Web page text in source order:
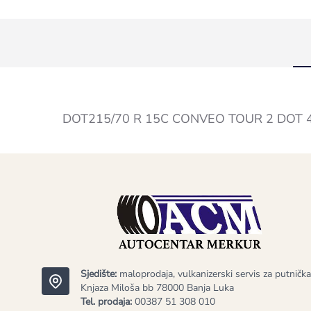
DOT215/70 R 15C CONVEO TOUR 2
Sjedište: maloprodaja, vulkanizerski servis za
Knjaza Miloša bb 78000 Banja Luka
Tel. prodaja: 00387 51 308 010